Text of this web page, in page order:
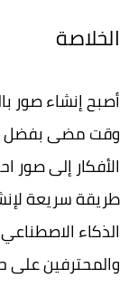
الخلاصة
أصبح إنشاء صور
وقت مضى بفضل
الأفكار إلى صور
طريقة سريعة
الذكاء
والمحترفين على